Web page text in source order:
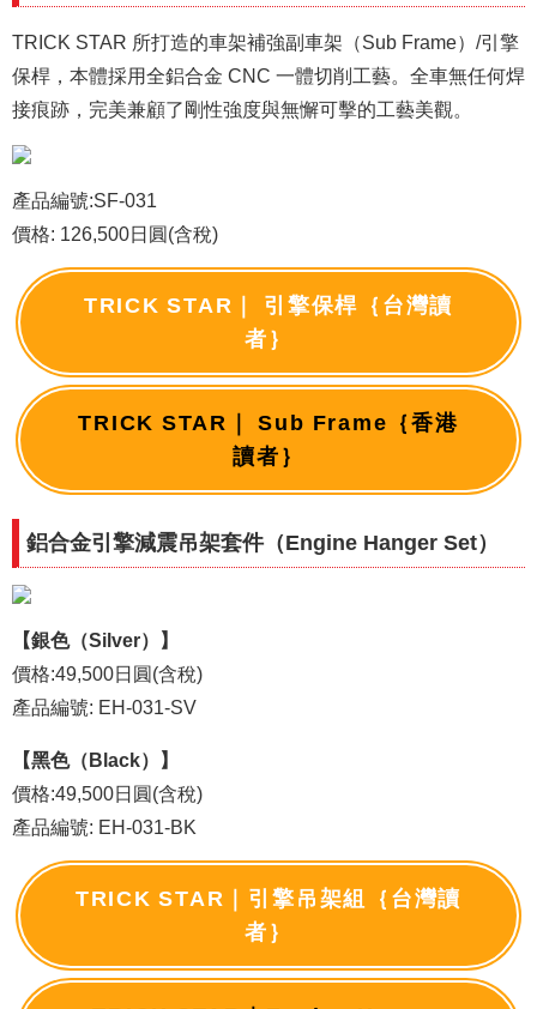
TRICK STAR 所打造的車架補強副車架（Sub Frame）/引擎
保桿，本體採用全鋁合金 CNC 一體切削工藝。全車無任何焊
接痕跡，完美兼顧了剛性強度與無懈可擊的工藝美觀。
產品編號:SF-031
價格: 126,500日圓(含稅)
TRICK STAR｜ 引擎保桿｛台灣讀
者｝
TRICK STAR｜ Sub Frame｛香港
讀者｝
鋁合金引擎減震吊架套件（Engine Hanger Set）
【銀色（Silver）】
價格:49,500日圓(含稅)
產品編號: EH-031-SV
【黑色（Black）】
價格:49,500日圓(含稅)
產品編號: EH-031-BK
TRICK STAR｜引擎吊架組｛台灣讀
者｝